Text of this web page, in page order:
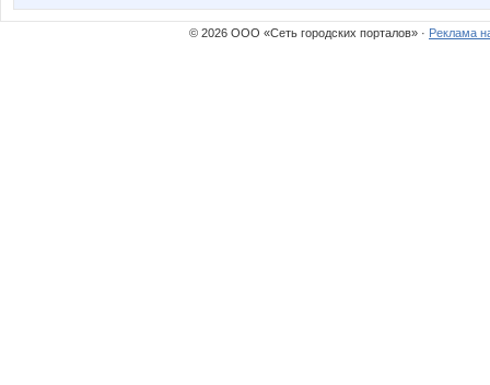
© 2026 ООО «Сеть городских порталов» · Реклама